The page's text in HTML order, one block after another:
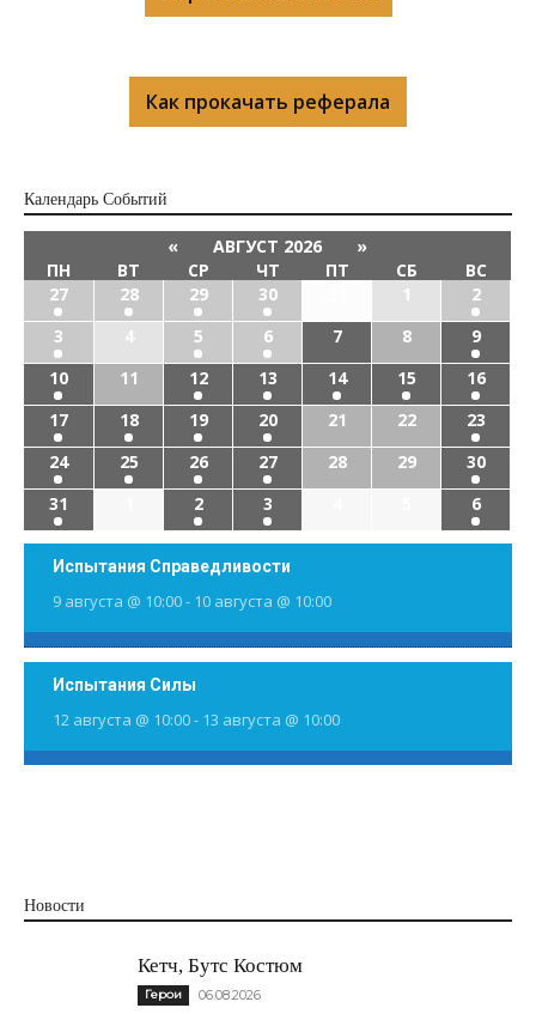
Как прокачать реферала
Календарь Cобытий
« АВГУСТ 2026
»
ПН
ВТ СР ЧТ ПТ СБ
ВС
27
28 29 30 1
2
3
4 5 6 7 8
9
10
11 12 13 14 15
16
17
18 19 20 21 22
23
24
25 26 27 28 29
30
31
2 3 6
Испытания Справедливости
9 августа @ 10:00- 10 августа @ 10:00
Испытания Силы
12 августа @ 10:00- 13 августа @ 10:00
Новости
Кетч, Бутс Костюм
Герои 06.08.2026